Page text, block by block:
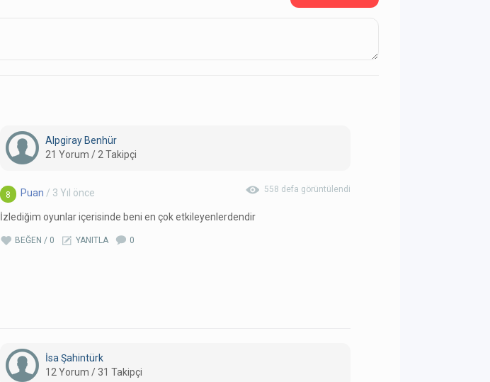
Alpgiray Benhür
21 Yorum / 2 Takipçi
558 defa görüntülendi
8 Puan / 3 Yıl önce
İzlediğim oyunlar içerisinde beni en çok etkileyenlerdendir
BEĞEN / 0 YANITLA 0
İsa Şahintürk
12 Yorum / 31 Takipçi